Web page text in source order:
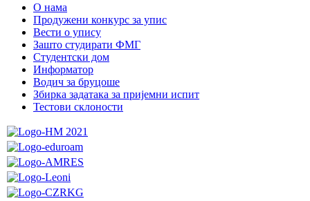
О нама
Продужени конкурс за упис
Вести о упису
Зашто студирати ФМГ
Студентски дом
Информатор
Водич за бруцоше
Збиркa задатака за пријемни испит
Тестови склоности